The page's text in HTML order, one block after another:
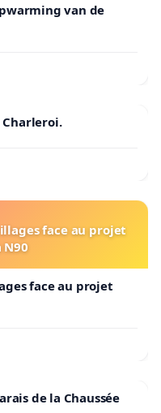
van de
Charleroi.
face au projet
N90
face au projet
de la Chaussée